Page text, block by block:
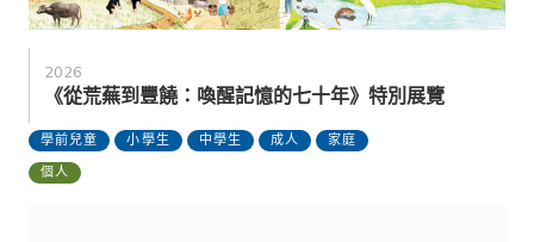
2026
《從荒蕪到豐饒：喚醒記憶的七十年》特別展覽
學前兒童 小學生 中學生 成人
家庭
個人